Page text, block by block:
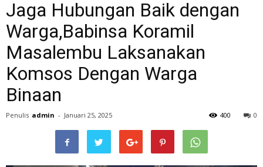
Jaga Hubungan Baik dengan
Warga,Babinsa Koramil
Masalembu Laksanakan
Komsos Dengan Warga
Binaan
Penulis admin - Januari 25, 2025 0
400